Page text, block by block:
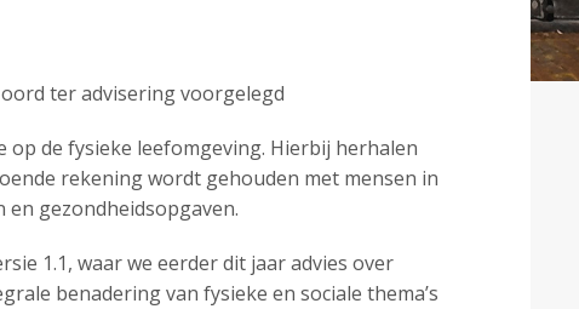
ter advisering voorgelegd
op de fysieke leefomgeving. Hierbij herhalen
rekening wordt gehouden met mensen in
gezondheidsopgaven.
1.1, waar we eerder dit jaar advies over
benadering van fysieke en sociale thema’s